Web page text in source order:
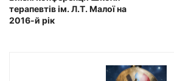
терапевтів ім. Л.Т. Малої на
2016-й рік